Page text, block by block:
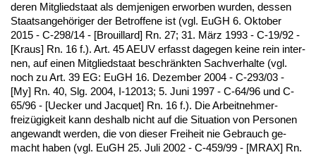
de­ren Mit­glied­staat als dem­je­ni­gen er­wor­ben wur­den, des­sen
Staats­an­gehöri­ger der Be­trof­fe­ne ist (vgl. EuGH 6. Ok­to­ber
2015 - C-298/14 - [Brouil­lard] Rn. 27; 31. März 1993 - C-19/92 -
[Kraus] Rn. 16 f.). Art. 45 AEUV er­fasst da­ge­gen kei­ne rein in­ter­
nen, auf ei­nen Mit­glied­staat be­schränk­ten Sach­ver­hal­te (vgl.
noch zu Art. 39 EG: EuGH 16. De­zem­ber 2004 - C-293/03 -
[My] Rn. 40, Slg. 2004, I-12013; 5. Ju­ni 1997 - C-64/96 und C-
65/96 - [Uecker und Jac­quet] Rn. 16 f.). Die Ar­beit­neh­mer­
freizügig­keit kann des­halb nicht auf die Si­tua­ti­on von Per­so­nen
an­ge­wandt wer­den, die von die­ser Frei­heit nie Ge­brauch ge­
macht ha­ben (vgl. EuGH 25. Ju­li 2002 - C-459/99 - [MRAX] Rn.